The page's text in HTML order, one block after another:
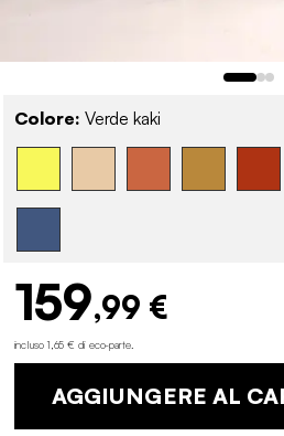
Colore: Verde kaki
159,99 €
incluso 1,65 € di eco-parte.
AGGIUNGERE AL